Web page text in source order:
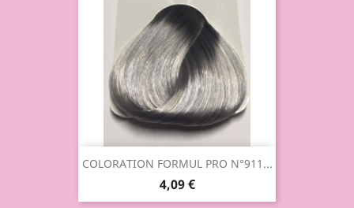
COLORATION FORMUL PRO N°911...
4,09 €